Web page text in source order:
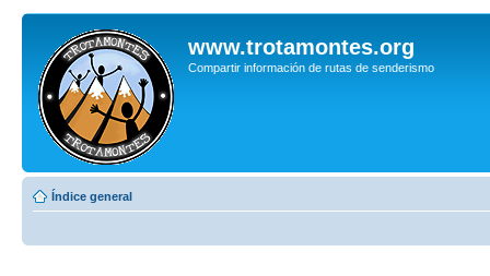
www.trotamontes.org
Compartir información de rutas de senderismo
Índice general